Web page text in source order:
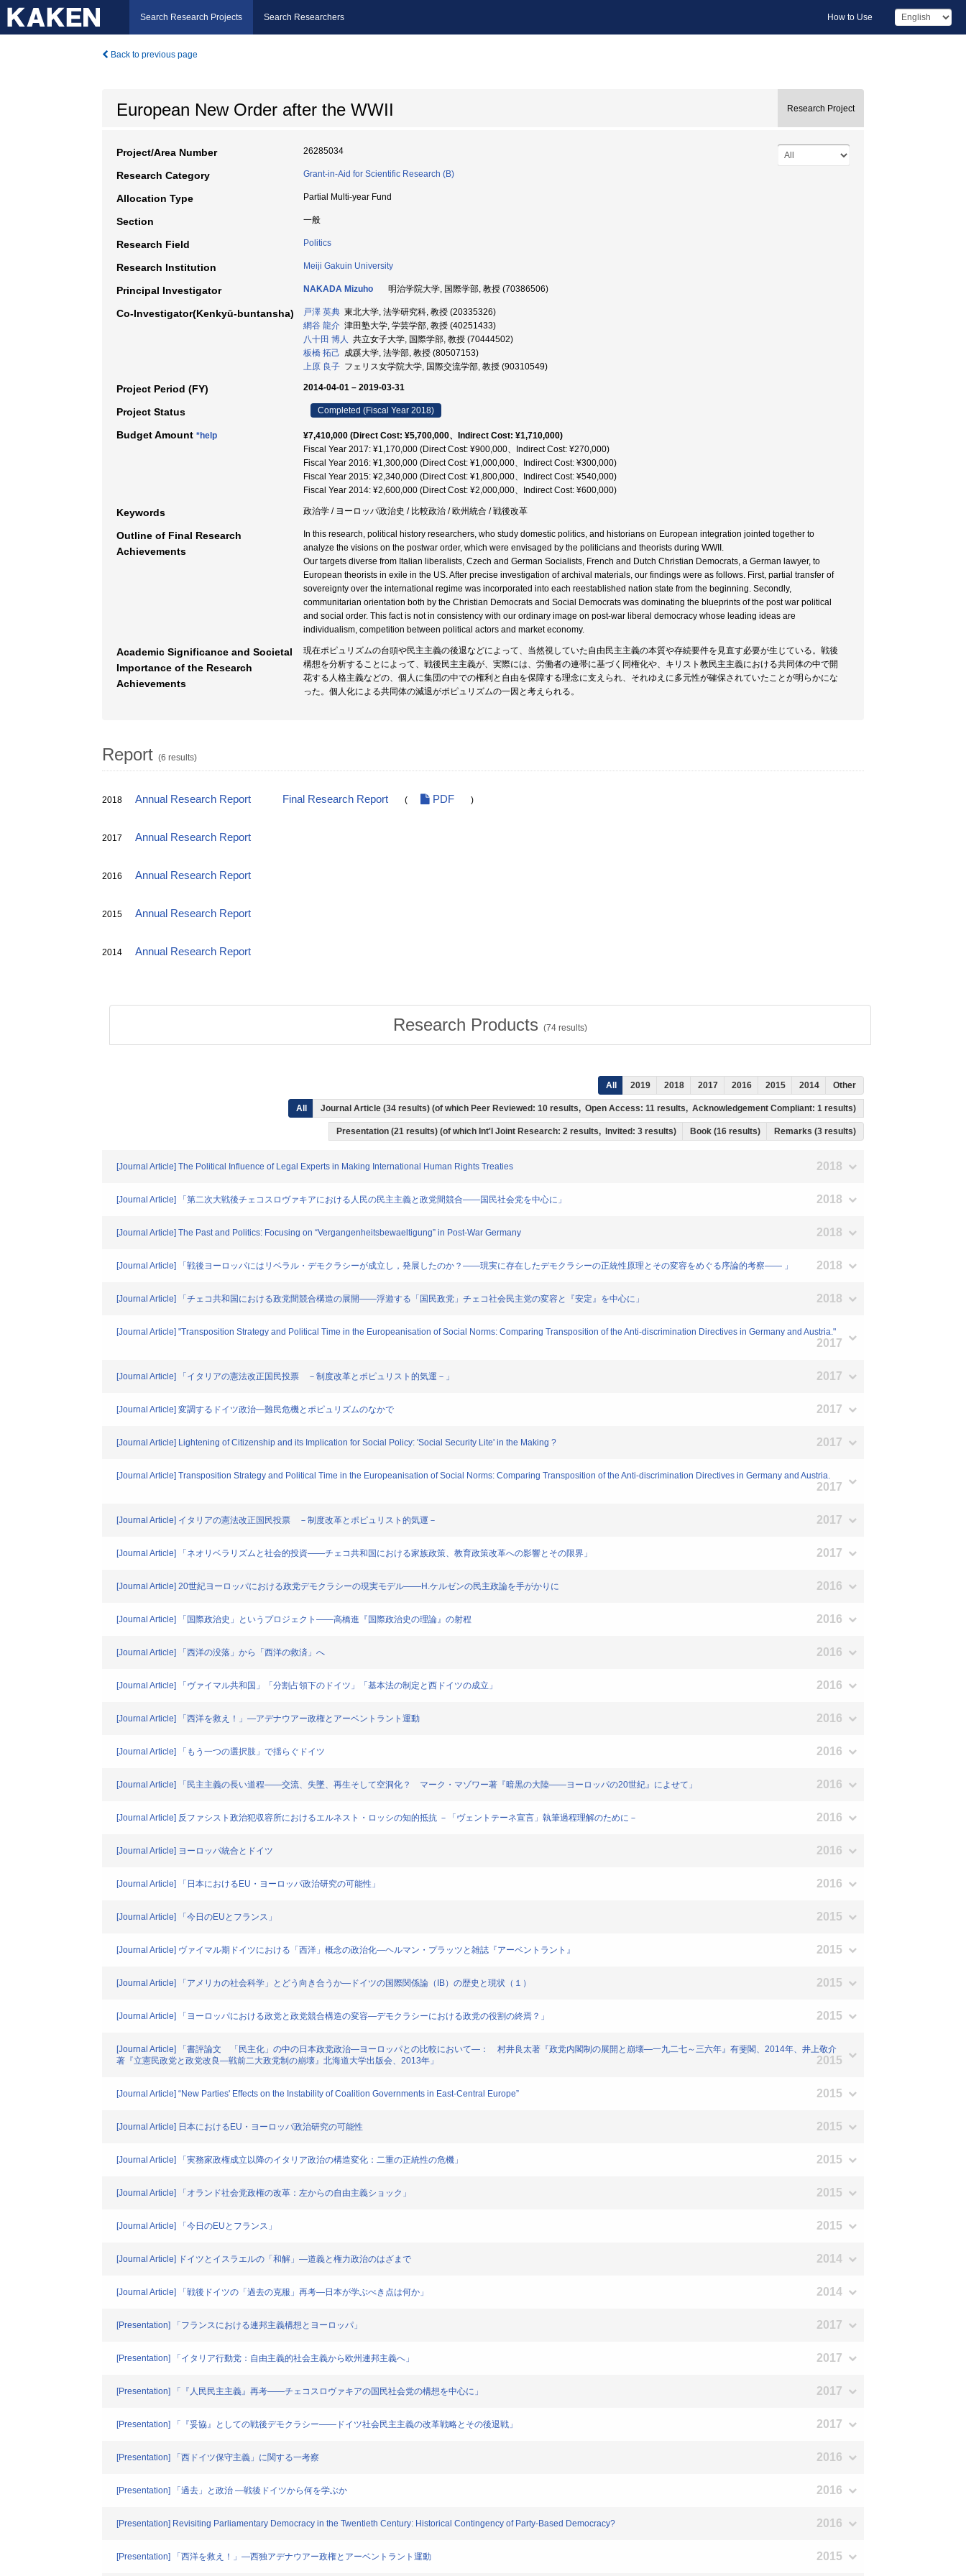
Search Research Projects Search Researchers How to Use
Back to previous page
European New Order after the WWII Research Project
Project/Area Number 26285034
Research Category Grant-in-Aid for Scientific Research (B)
Allocation Type Partial Multi-year Fund
Section 一般
Research Field Politics
Research Institution Meiji Gakuin University
Principal Investigator NAKADA Mizuho 明治学院大学, 国際学部, 教授 (70386506)
Co-Investigator(Kenkyū-buntansha) 戸澤 英典 東北大学, 法学研究科, 教授 (20335326)
網谷 龍介 津田塾大学, 学芸学部, 教授 (40251433)
八十田 博人 共立女子大学, 国際学部, 教授 (70444502)
板橋 拓己 成蹊大学, 法学部, 教授 (80507153)
上原 良子 フェリス女学院大学, 国際交流学部, 教授 (90310549)
Project Period (FY) 2014-04-01 – 2019-03-31
Project Status Completed (Fiscal Year 2018)
Budget Amount *help
¥7,410,000 (Direct Cost: ¥5,700,000、Indirect Cost: ¥1,710,000)
Fiscal Year 2017: ¥1,170,000 (Direct Cost: ¥900,000、Indirect Cost: ¥270,000)
Fiscal Year 2016: ¥1,300,000 (Direct Cost: ¥1,000,000、Indirect Cost: ¥300,000)
Fiscal Year 2015: ¥2,340,000 (Direct Cost: ¥1,800,000、Indirect Cost: ¥540,000)
Fiscal Year 2014: ¥2,600,000 (Direct Cost: ¥2,000,000、Indirect Cost: ¥600,000)
Keywords 政治学 / ヨーロッパ政治史 / 比較政治 / 欧州統合 / 戦後改革
Outline of Final Research
Achievements
In this research, political history researchers, who study domestic politics, and historians on European integration jointed together to
analyze the visions on the postwar order, which were envisaged by the politicians and theorists during WWII.
Our targets diverse from Italian liberalists, Czech and German Socialists, French and Dutch Christian Democrats, a German lawyer, to
European theorists in exile in the US. After precise investigation of archival materials, our findings were as follows. First, partial transfer of
sovereignty over the international regime was incorporated into each reestablished nation state from the beginning. Secondly,
communitarian orientation both by the Christian Democrats and Social Democrats was dominating the blueprints of the post war political
and social order. This fact is not in consistency with our ordinary image on post-war liberal democracy whose leading ideas are
individualism, competition between political actors and market economy.
Academic Significance and Societal
Importance of the Research
Achievements
現在ポピュリズムの台頭や民主主義の後退などによって、当然視していた自由民主主義の本質や存続要件を見直す必要が生じている。戦後
構想を分析することによって、戦後民主主義が、実際には、労働者の連帯に基づく同権化や、キリスト教民主主義における共同体の中で開
花する人格主義などの、個人に集団の中での権利と自由を保障する理念に支えられ、それゆえに多元性が確保されていたことが明らかにな
った。個人化による共同体の減退がポピュリズムの一因と考えられる。
Report (6 results)
2018 Annual Research Report Final Research Report ( PDF )
2017 Annual Research Report
2016 Annual Research Report
2015 Annual Research Report
2014 Annual Research Report
Research Products (74 results)
All 2019 2018 2017 2016 2015 2014 Other
All Journal Article (34 results) (of which Peer Reviewed: 10 results, Open Access: 11 results, Acknowledgement Compliant: 1 results)
Presentation (21 results) (of which Int'l Joint Research: 2 results, Invited: 3 results) Book (16 results) Remarks (3 results)
[Journal Article] The Political Influence of Legal Experts in Making International Human Rights Treaties 2018
[Journal Article] 「第二次大戦後チェコスロヴァキアにおける人民の民主主義と政党間競合――国民社会党を中心に」 2018
[Journal Article] The Past and Politics: Focusing on “Vergangenheitsbewaeltigung” in Post-War Germany 2018
[Journal Article] 「戦後ヨーロッパにはリベラル・デモクラシーが成立し，発展したのか？――現実に存在したデモクラシーの正統性原理とその変容をめぐる序論的考察―― 」 2018
[Journal Article] 「チェコ共和国における政党間競合構造の展開――浮遊する「国民政党」チェコ社会民主党の変容と『安定』を中心に」 2018
[Journal Article] "Transposition Strategy and Political Time in the Europeanisation of Social Norms: Comparing Transposition of the Anti-discrimination Directives in Germany and Austria."
2017
[Journal Article] 「イタリアの憲法改正国民投票 －制度改革とポピュリスト的気運－」 2017
[Journal Article] 変調するドイツ政治―難民危機とポピュリズムのなかで 2017
[Journal Article] Lightening of Citizenship and its Implication for Social Policy: 'Social Security Lite' in the Making ? 2017
[Journal Article] Transposition Strategy and Political Time in the Europeanisation of Social Norms: Comparing Transposition of the Anti-discrimination Directives in Germany and Austria.
2017
[Journal Article] イタリアの憲法改正国民投票 －制度改革とポピュリスト的気運－ 2017
[Journal Article] 「ネオリベラリズムと社会的投資――チェコ共和国における家族政策、教育政策改革への影響とその限界」 2017
[Journal Article] 20世紀ヨーロッパにおける政党デモクラシーの現実モデル――H.ケルゼンの民主政論を手がかりに 2016
[Journal Article] 「国際政治史」というプロジェクト――高橋進『国際政治史の理論』の射程 2016
[Journal Article] 「西洋の没落」から「西洋の救済」へ 2016
[Journal Article] 「ヴァイマル共和国」「分割占領下のドイツ」「基本法の制定と西ドイツの成立」 2016
[Journal Article] 「西洋を救え！」―アデナウアー政権とアーベントラント運動 2016
[Journal Article] 「もう一つの選択肢」で揺らぐドイツ 2016
[Journal Article] 「民主主義の長い道程――交流、失墜、再生そして空洞化？ マーク・マゾワー著『暗黒の大陸――ヨーロッパの20世紀』によせて」 2016
[Journal Article] 反ファシスト政治犯収容所におけるエルネスト・ロッシの知的抵抗 －「ヴェントテーネ宣言」執筆過程理解のために－ 2016
[Journal Article] ヨーロッパ統合とドイツ 2016
[Journal Article] 「日本におけるEU・ヨーロッパ政治研究の可能性」 2016
[Journal Article] 「今日のEUとフランス」 2015
[Journal Article] ヴァイマル期ドイツにおける「西洋」概念の政治化―ヘルマン・プラッツと雑誌『アーベントラント』 2015
[Journal Article] 「アメリカの社会科学」とどう向き合うか―ドイツの国際関係論（IB）の歴史と現状（１） 2015
[Journal Article] 「ヨーロッパにおける政党と政党競合構造の変容―デモクラシーにおける政党の役割の終焉？」 2015
[Journal Article] 「書評論文 「民主化」の中の日本政党政治―ヨーロッパとの比較において―： 村井良太著『政党内閣制の展開と崩壊―一九二七～三六年』有斐閣、2014年、井上敬介
著『立憲民政党と政党改良―戦前二大政党制の崩壊』北海道大学出版会、2013年」
2015
[Journal Article] “New Parties' Effects on the Instability of Coalition Governments in East-Central Europe” 2015
[Journal Article] 日本におけるEU・ヨーロッパ政治研究の可能性 2015
[Journal Article] 「実務家政権成立以降のイタリア政治の構造変化：二重の正統性の危機」 2015
[Journal Article] 「オランド社会党政権の改革：左からの自由主義ショック」 2015
[Journal Article] 「今日のEUとフランス」 2015
[Journal Article] ドイツとイスラエルの「和解」―道義と権力政治のはざまで 2014
[Journal Article] 「戦後ドイツの「過去の克服」再考―日本が学ぶべき点は何か」 2014
[Presentation] 「フランスにおける連邦主義構想とヨーロッパ」 2017
[Presentation] 「イタリア行動党：自由主義的社会主義から欧州連邦主義へ」 2017
[Presentation] 「『人民民主主義』再考――チェコスロヴァキアの国民社会党の構想を中心に」 2017
[Presentation] 「『妥協』としての戦後デモクラシー――ドイツ社会民主主義の改革戦略とその後退戦」 2017
[Presentation] 「西ドイツ保守主義」に関する一考察 2016
[Presentation] 「過去」と政治 ―戦後ドイツから何を学ぶか 2016
[Presentation] Revisiting Parliamentary Democracy in the Twentieth Century: Historical Contingency of Party-Based Democracy? 2016
[Presentation] 「西洋を救え！」―西独アデナウアー政権とアーベントラント運動 2015